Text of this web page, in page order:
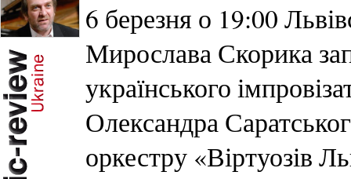
6 березня о 19:00
Мирослава Скорика
українського
Олександра
оркестру «Віртуозів